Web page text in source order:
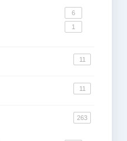
6
1
11
11
263